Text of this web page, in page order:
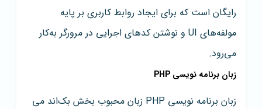
رایگان است که برای ایجاد روابط کاربری بر پایه
مولفه‌های UI و نوشتن کدهای اجرایی در مرورگر به‌کار
می‌رود.
زبان برنامه نویسی PHP
زبان برنامه نویسی PHP زبان محبوب بخش بک‌اند می